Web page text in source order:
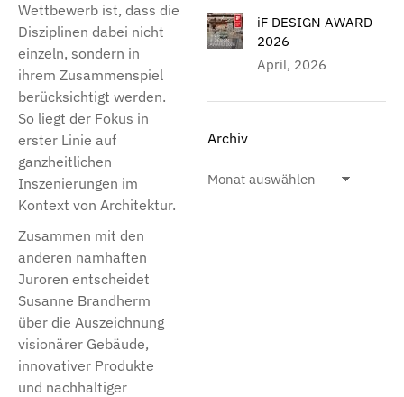
Wettbewerb ist, dass die
Disziplinen dabei nicht
einzeln, sondern in
ihrem Zusammenspiel
berücksichtigt werden.
So liegt der Fokus in
erster Linie auf
ganzheitlichen
Inszenierungen im
Kontext von Architektur.
Zusammen mit den
anderen namhaften
Juroren entscheidet
Susanne Brandherm
über die Auszeichnung
visionärer Gebäude,
innovativer Produkte
und nachhaltiger
iF DESIGN AWARD
2026
April, 2026
Archiv